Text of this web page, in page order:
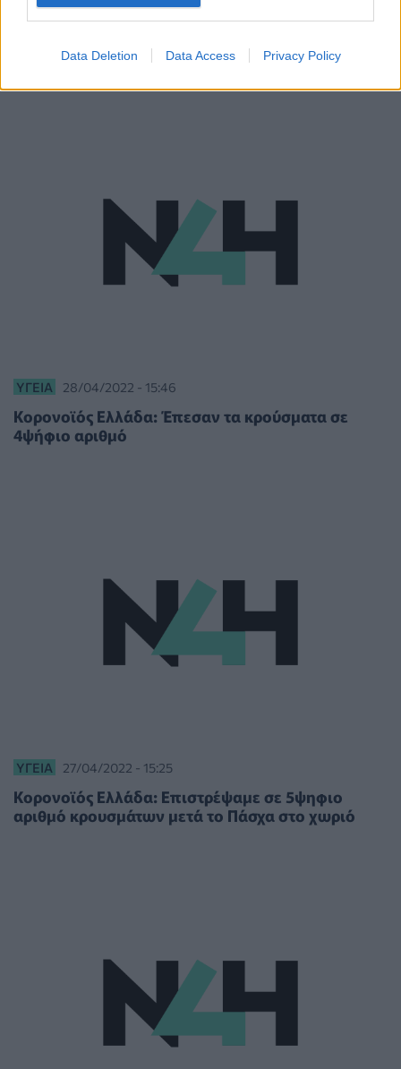
Data Deletion Data Access Privacy Policy
Κορονοϊός Ελλάδα: Κάτω από τους 250
περσινό Αύγουστο
ΥΓΕΊΑ 28/04/2022 - 15:46
Κορονοϊός Ελλάδα: Έπεσαν τα κρούσματα σε
4ψήφιο αριθμό
ΥΓΕΊΑ 27/04/2022 - 15:25
Κορονοϊός Ελλάδα: Επιστρέψαμε σε 5ψηφιο
αριθμό κρουσμάτων μετά το Πάσχα στο χωριό